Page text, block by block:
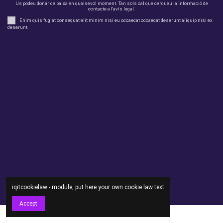
Us podeu donar de baixa en qualsevol moment. Tan sols cal que cerqueu la informació de
contacte a l'avís legal.
Enim quis fugiat consequat elit minim nisi eu occaecat occaecat deserunt aliquip nisi ex
deserunt.
iqitcookielaw - module, put here your own cookie law text
Accept